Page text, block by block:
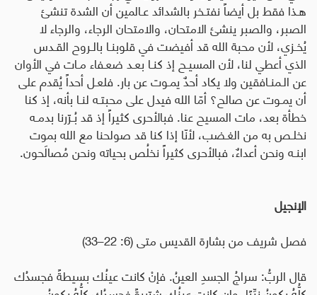
هـذا فقط بل أيضاً نفتـخر بالشدائد عـالمين أن الشدة تنشئ
الصبر، والصبر ينشئ الامتحان، والامتحان الرجاء، والرجاء لا
يُخـزي، لأن محبة الله قد أفيضت في قلوبنـا بالـروح القـدس
الذي أعطي لنا، لأن المسيـح إذ كنـا بعـد ضعـفاء مـات في الأوان
عن الـمنـافقين ولا يكاد أحدٌ يمـوت عن بار. فلعـل أحداً يُقدم على
أن يمـوت عن صالح؟ أمّا الله فيدل على محبتـه لنـا بأنه، إذ كنا
خطأة بعد، مات المسيح عنا. فبالأحرى كثيراً إذ قد بُـرّرنا بدمـه
نخلـص به من الغـضب، لأنّا إذا كنا قد صولحنا مع الله بموت
ابنـه ونحن أعداءٌ، فبالأحرى كثيراً نخلُص بحياته ونحن مُصالَحون.
الإنجيل
فصل شريف من بشارة القديس متى(6: 22–33)
قال الربُّ: سراجُ الجسدِ العينُ. فإنْ كانت عينُك بسيطةً فجسدُك